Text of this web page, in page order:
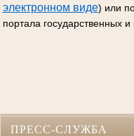
электронном виде) или
портала государственных
ПРЕСС-СЛУЖБА